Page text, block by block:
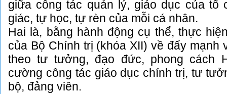
giữa công tác quản lý, giáo dục của
giác, tự học, tự rèn của mỗi cá nhân.
Hai là, bằng hành động cụ thể, thực
của Bộ Chính trị (khóa XII) về đẩy mạnh
theo tư tưởng, đạo đức, phong cách
cường công tác giáo dục chính trị, tư
bộ, đảng viên.